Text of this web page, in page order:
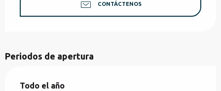
CONTÁCTENOS
Periodos de apertura
Todo el año
Todo el año